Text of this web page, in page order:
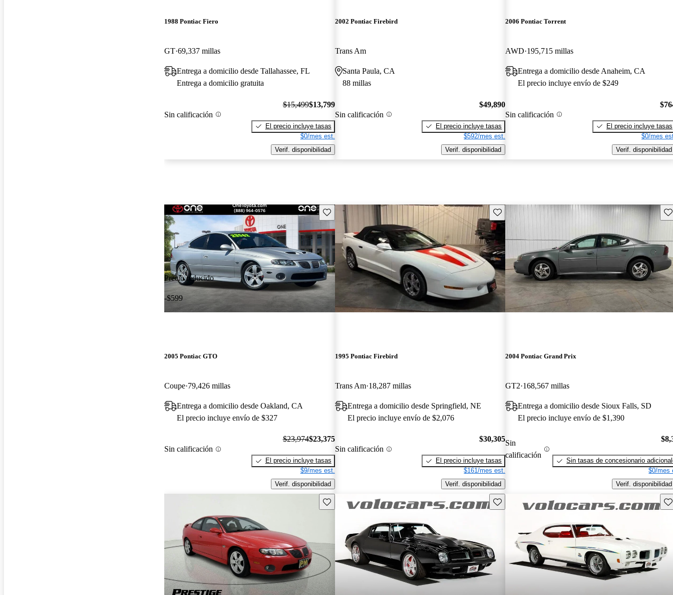
1988 Pontiac Fiero
GT 69,337 millas
Entrega a domicilio desde Tallahassee, FL
Entrega a domicilio gratuita
Sin calificación
$15,499$13,799
El precio incluye tasas
$0/mes est.
Verif. disponibilidad
2002 Pontiac Firebird
Trans Am
Santa Paula, CA
88 millas
Sin calificación
$49,890
El precio incluye tasas
$592/mes est.
Verif. disponibilidad
2006 Pontiac Torrent
AWD 195,715 millas
Entrega a domicilio desde Anaheim, CA
El precio incluye envío de $249
Sin calificación
El precio incluye tasas
$0/mes
Verif. disponibilidad
Precio reducido
-$599
Guarda este Aviso
2005 Pontiac GTO
Coupe 79,426 millas
Entrega a domicilio desde Oakland, CA
El precio incluye envío de $327
Sin calificación
$23,974$23,375
El precio incluye tasas
$9/mes est.
Verif. disponibilidad
Guarda este Aviso
1995 Pontiac Firebird
Trans Am 18,287 millas
Entrega a domicilio desde Springfield, NE
El precio incluye envío de $2,076
Sin calificación
$30,305
El precio incluye tasas
$161/mes est.
Verif. disponibilidad
2004 Pontiac Grand Prix
GT2 168,567 millas
Entrega a domicilio desde Sioux Falls, SD
El precio incluye envío de $1,390
Sin
calificación
Sin tasas de concesionario
$0/mes
Verif. disponibilidad
Guarda este Aviso Guarda este Aviso